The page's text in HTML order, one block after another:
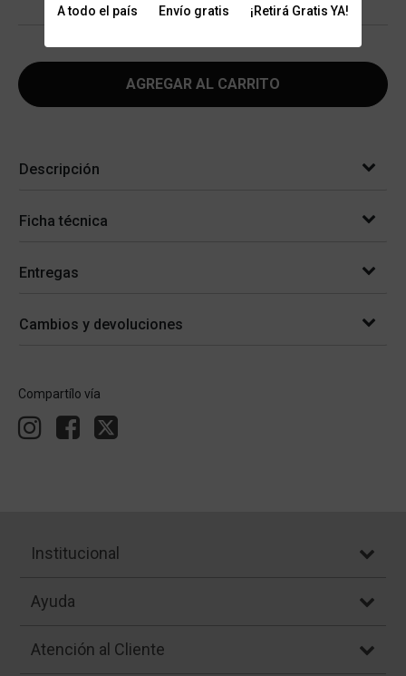
A todo el país Envío gratis ¡Retirá Gratis YA!
AGREGAR AL CARRITO
Descripción
Ficha técnica
Entregas
Cambios y devoluciones
Compartílo vía
Institucional
Ayuda
Atención al Cliente